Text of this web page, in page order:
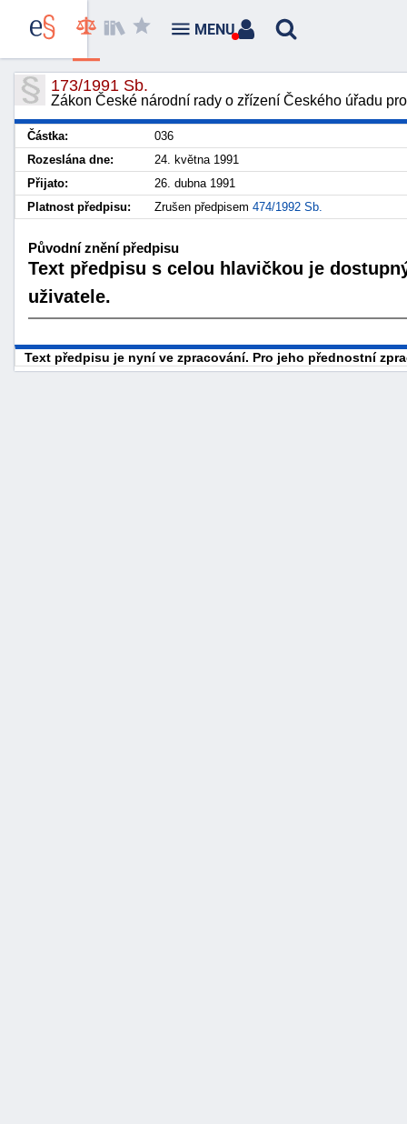
173/1991 Sb.
Zákon České národní rady o zřízení Českého úřadu
Částka:
036
Rozeslána dne:
24. května 1991
Přijato:
26. dubna 1991
Platnost předpisu:
Zrušen předpisem 474/1992 Sb.
Původní znění předpisu
Text předpisu s celou hlavičkou je
uživatele.
Text předpisu je nyní ve zpracování. Pro jeho přednostní
MENU